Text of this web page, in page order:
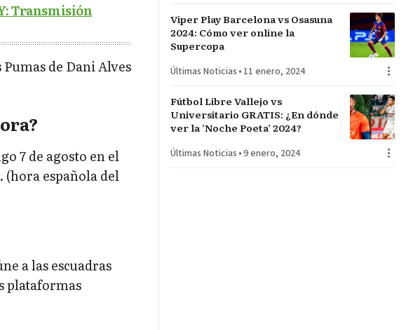
Transmisión
de Dani Alves
7 de agosto en el
(hora española del
a las escuadras
plataformas
Viper Play Barcelona vs Osasuna
2024: Cómo ver online la
Supercopa
Últimas Noticias • 11 enero, 2024
Fútbol Libre Vallejo vs
Universitario GRATIS: ¿En dónde
ver la ‘Noche Poeta’ 2024?
Últimas Noticias •9 enero, 2024